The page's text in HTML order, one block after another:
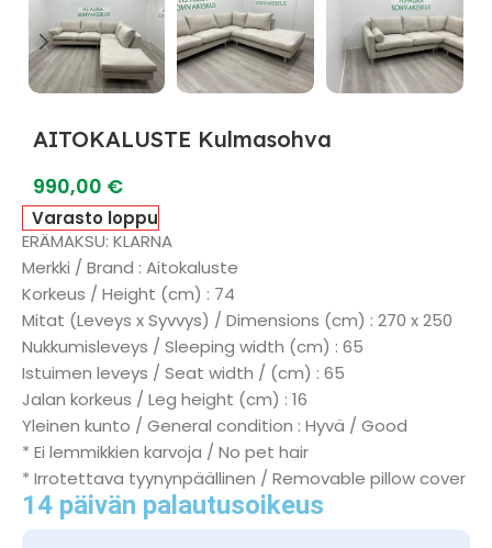
AITOKALUSTE Kulmasohva
990,00 €
Varasto loppu
ERÄMAKSU: KLARNA
Merkki / Brand : Aitokaluste
Korkeus / Height (cm) : 74
Mitat (Leveys x Syvvys) / Dimensions (cm) : 270 x 250
Nukkumisleveys / Sleeping width (cm) : 65
Istuimen leveys / Seat width / (cm) : 65
Jalan korkeus / Leg height (cm) : 16
Yleinen kunto / General condition : Hyvä / Good
* Ei lemmikkien karvoja / No pet hair
* Irrotettava tyynynpäällinen / Removable pillow cover
14 päivän palautusoikeus